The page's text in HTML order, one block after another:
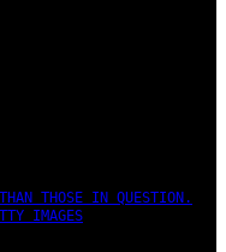
THOSE IN QUESTION.
IMAGES